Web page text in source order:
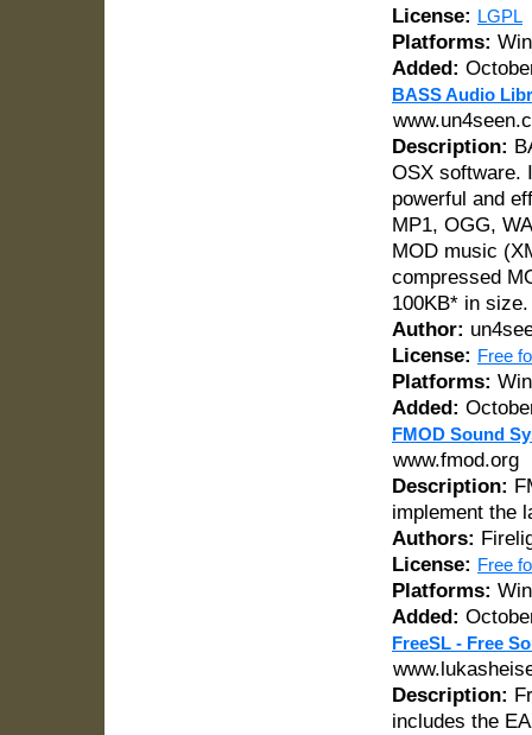
License: LGPL
Platforms:
Added:
BASS Audio
Description:
OSX software.
powerful and
MP1, OGG,
MOD music
compressed
100KB* in size.
Author:
License: Free
Platforms:
Added:
FMOD Sound
www.fmod.org
Description:
implement the
Authors:
License: Free
Platforms:
Added:
FreeSL - Free
Description:
includes the